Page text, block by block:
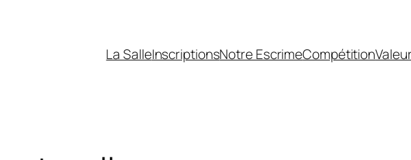
La SalleInscriptionsNotre EscrimeCompétition